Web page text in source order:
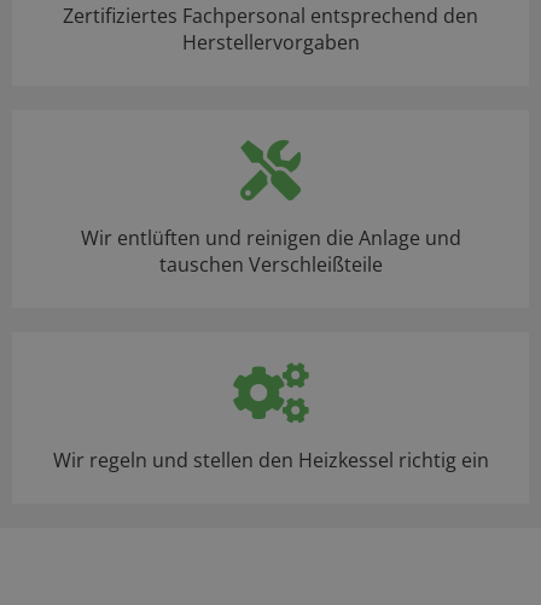
Zertifiziertes Fachpersonal entsprechend den
Herstellervorgaben
Wir entlüften und reinigen die Anlage und
tauschen Verschleißteile
Wir regeln und stellen den Heizkessel richtig ein